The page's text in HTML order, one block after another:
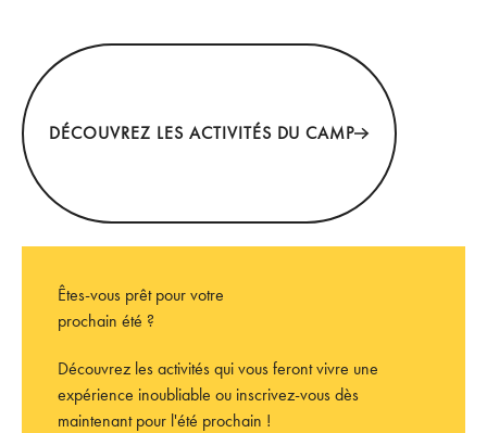
Découvrez les activités du camp
DÉCOUVREZ LES ACTIVITÉS DU CAMP
Êtes-vous prêt pour votre
prochain été ?
Découvrez les activités qui vous feront vivre une
expérience inoubliable ou inscrivez-vous dès
maintenant pour l'été prochain !